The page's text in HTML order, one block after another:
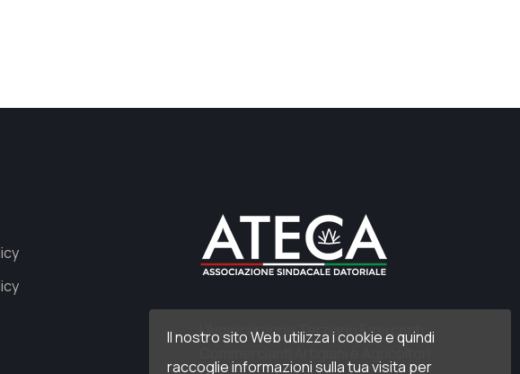
L’Associazione Terziario Esercenti
Commercianti Artigiani e Agricoltori
Il nostro sito Web utilizza i cookie e quindi
raccoglie informazioni sulla tua visita per